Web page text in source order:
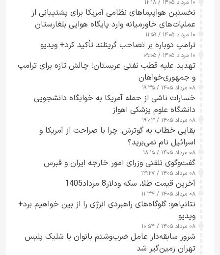
ارائه نکرد
۱۰ مرداد ۱۴۰۵ / ۱۲:۱۸
نخستین هواپیماهای نظامی آمریکا برای پشتیبانی از
عملیات‌های خاورمیانه وارد پایگاه هوایی بلغارستان
شدند
۱۰ مرداد ۱۴۰۵ / ۱۱:۵۹
ترامپ دوباره بر تصاحب گرینلند تأکید کرد+ ویدیو
۱۰ مرداد ۱۴۰۵ / ۰۹:۰۵
تهدید علیه قطب نفتی عربستان؛ چالش تازه برای ترامپ
و جمهوری‌خواهان
۰۸ مرداد ۱۴۰۵ / ۱۹:۳۵
خسارات ناشی از حمله آمریکا به خوابگاه دانشجویی
دانشگاه علوم پزشکی اهواز
۰۸ مرداد ۱۴۰۵ / ۱۹:۰۳
بقایی خطاب به گوترش: چرا با صراحت از آمریکا و
اسرائیل نام نمی‌برید؟
۰۸ مرداد ۱۴۰۵ / ۱۸:۱۵
گفت‌وگوی تلفنی وزرای امور خارجه ایران و قبرس
۰۸ مرداد ۱۴۰۵ / ۱۳:۲۷
آخرین قیمت طلا، سکه ودلار8 مرداد1405
۰۸ مرداد ۱۴۰۵ / ۱۱:۳۴
نتانیاهو: گلوگاه‌های راهبردی انرژی را از بین خواهیم برد+
ویدیو
۰۸ مرداد ۱۴۰۵ / ۱۰:۵۴
شرور سابقه‌دار عامل ضرب‌وشتم بانوان با شلیک پلیس
تهران زمین‌گیر شد